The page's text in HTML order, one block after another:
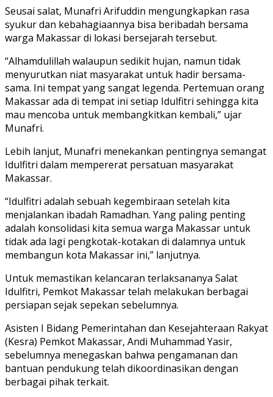
Seusai salat, Munafri Arifuddin mengungkapkan rasa
syukur dan kebahagiaannya bisa beribadah bersama
warga Makassar di lokasi bersejarah tersebut.
“Alhamdulillah walaupun sedikit hujan, namun tidak
menyurutkan niat masyarakat untuk hadir bersama-
sama. Ini tempat yang sangat legenda. Pertemuan orang
Makassar ada di tempat ini setiap Idulfitri sehingga kita
mau mencoba untuk membangkitkan kembali,” ujar
Munafri.
Lebih lanjut, Munafri menekankan pentingnya semangat
Idulfitri dalam mempererat persatuan masyarakat
Makassar.
“Idulfitri adalah sebuah kegembiraan setelah kita
menjalankan ibadah Ramadhan. Yang paling penting
adalah konsolidasi kita semua warga Makassar untuk
tidak ada lagi pengkotak-kotakan di dalamnya untuk
membangun kota Makassar ini,” lanjutnya.
Untuk memastikan kelancaran terlaksananya Salat
Idulfitri, Pemkot Makassar telah melakukan berbagai
persiapan sejak sepekan sebelumnya.
Asisten I Bidang Pemerintahan dan Kesejahteraan Rakyat
(Kesra) Pemkot Makassar, Andi Muhammad Yasir,
sebelumnya menegaskan bahwa pengamanan dan
bantuan pendukung telah dikoordinasikan dengan
berbagai pihak terkait.